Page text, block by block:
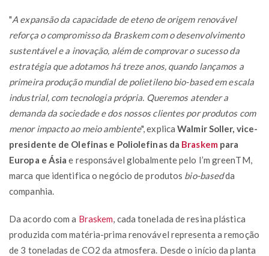
"A expansão da capacidade de eteno de origem renovável
reforça o compromisso da Braskem com o desenvolvimento
sustentável e a inovação, além de comprovar o sucesso da
estratégia que adotamos há treze anos, quando lançamos a
primeira produção mundial de polietileno bio-based em escala
industrial, com tecnologia própria. Queremos atender a
demanda da sociedade e dos nossos clientes por produtos com
menor impacto ao meio ambiente", explicaWalmir Soller, vice-
presidente de Olefinas e Poliolefinas da Braskem para
Europa e Ásia e responsável globalmente pelo I’m greenTM,
marca que identifica o negócio de produtos bio-basedda
companhia.
Da acordo com a Braskem , cada tonelada de resina plástica
produzida com matéria-prima renovável representa a remoção
de 3 toneladas de CO2 da atmosfera. Desde o início da planta